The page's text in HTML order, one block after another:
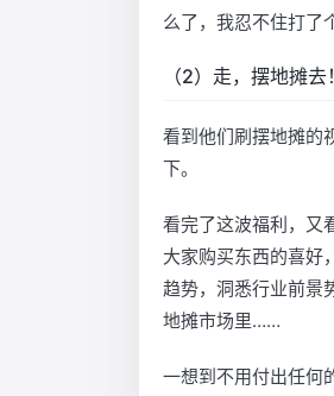
么了，我忍不住打了
（2）走，摆地摊去！
看到他们刷摆地摊的
下。
看完了这波福利，又
大家购买东西的喜好
趋势，洞悉行业前景
地摊市场里……
一想到不用付出任何